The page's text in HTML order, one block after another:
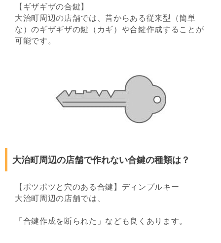
【ギザギザの合鍵】
大治町周辺の店舗では、昔からある従来型（簡単
な）のギザギザの鍵（カギ）や合鍵作成することが
可能です。
大治町周辺の店舗で作れない合鍵の種類は？
【ポツポツと穴のある合鍵】ディンプルキー
大治町周辺の店舗では、
「合鍵作成を断られた」なども良くあります。